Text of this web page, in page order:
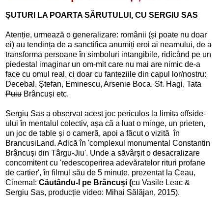
ȘUTURI LA POARTA SĂRUTULUI, CU SERGIU SAS
Atenție, urmează o generalizare: românii (și poate nu doar
ei) au tendința de a sanctifica anumiți eroi ai neamului, de a
transforma persoane în simboluri intangibile, ridicând pe un
piedestal imaginar un om-mit care nu mai are nimic de-a
face cu omul real, ci doar cu fanteziile din capul lor/nostru:
Decebal, Ștefan, Eminescu, Arsenie Boca, Sf. Hagi, Tata
Puiu Brâncuși etc.
Sergiu Sas a observat acest joc periculos la limita offside-
ului în mentalul colectiv, așa că a luat o minge, un prieten,
un joc de table și o cameră, apoi a făcut o vizită în
BrancusiLand. Adică în 'complexul monumental Constantin
Brâncuși din Târgu-Jiu'. Unde a săvârșit o desacralizare
concomitent cu 'redescoperirea adevăratelor rituri profane
de cartier', în filmul său de 5 minute, prezentat la Ceau,
Cinema!: Căutându-l pe Brâncuși (cu Vasile Leac &
Sergiu Sas, producție video: Mihai Sălăjan, 2015).